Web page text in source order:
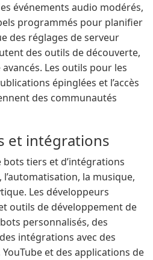
événements audio modérés,
programmés pour planifier
des réglages de serveur
des outils de découverte,
Les outils pour les
épinglées et l’accès
des communautés
et intégrations
tiers et d’intégrations
la musique,
Les développeurs
outils de développement de
personnalisés, des
intégrations avec des
et des applications de